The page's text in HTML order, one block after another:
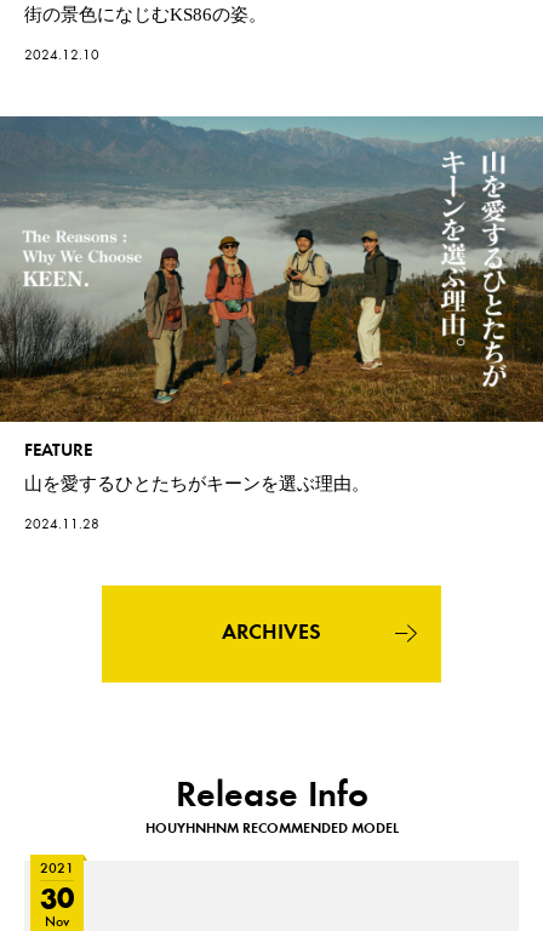
街の景色になじむKS86の姿。
2024.12.10
FEATURE
山を愛するひとたちがキーンを選ぶ理由。
2024.11.28
ARCHIVES
Release Info
HOUYHNHNM RECOMMENDED MODEL
2021
30
Nov